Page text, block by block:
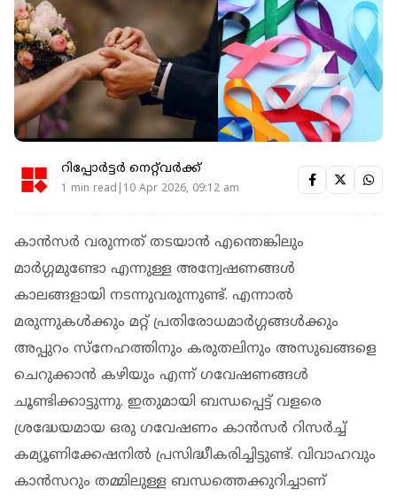
റിപ്പോർട്ടർ നെറ്റ്‌വര്‍ക്ക്‌
1 min read|10 Apr 2026, 09:12 am
കാന്‍സര്‍ വരുന്നത് തടയാന്‍ എന്തെങ്കിലും
മാര്‍ഗ്ഗമുണ്ടോ എന്നുള്ള അന്വേഷണങ്ങള്‍
കാലങ്ങളായി നടന്നുവരുന്നുണ്ട്. എന്നാല്‍
മരുന്നുകള്‍ക്കും മറ്റ് പ്രതിരോധമാര്‍ഗ്ഗങ്ങള്‍ക്കും
അപ്പുറം സ്‌നേഹത്തിനും കരുതലിനും അസുഖങ്ങളെ
ചെറുക്കാന്‍ കഴിയും എന്ന് ഗവേഷണങ്ങള്‍
ചൂണ്ടിക്കാട്ടുന്നു. ഇതുമായി ബന്ധപ്പെട്ട് വളരെ
ശ്രദ്ധേയമായ ഒരു ഗവേഷണം കാന്‍സര്‍ റിസര്‍ച്ച്
കമ്യൂണിക്കേഷനില്‍ പ്രസിദ്ധീകരിച്ചിട്ടുണ്ട്. വിവാഹവും
കാന്‍സറും തമ്മിലുള്ള ബന്ധത്തെക്കുറിച്ചാണ്